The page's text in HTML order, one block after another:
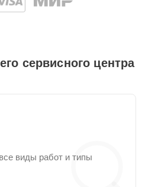
сервисного центра
виды работ и типы